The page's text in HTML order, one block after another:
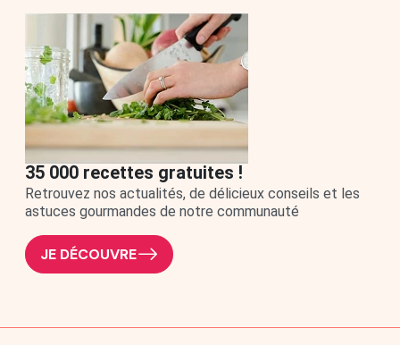
35 000 recettes gratuites !
Retrouvez nos actualités, de délicieux conseils et les
astuces gourmandes de notre communauté
JE DÉCOUVRE